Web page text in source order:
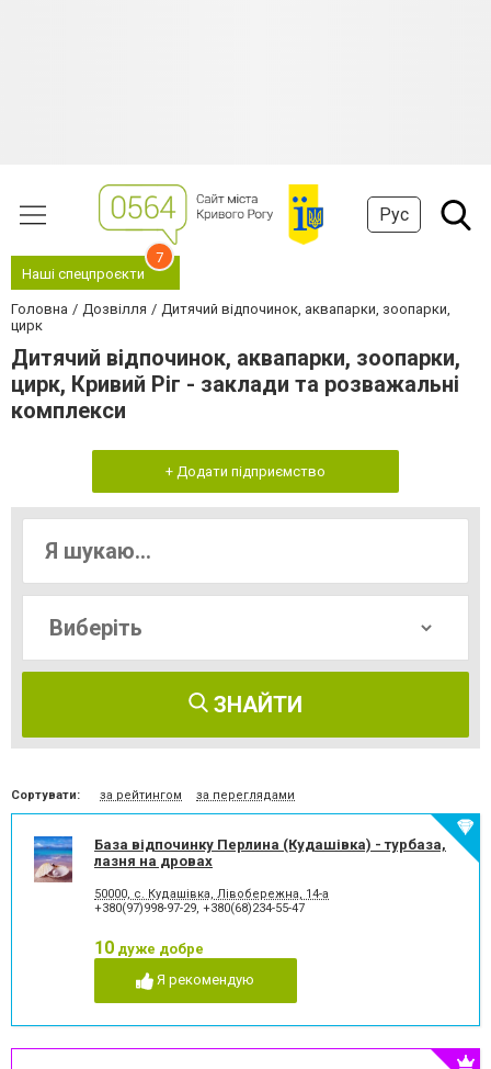
Рус
Наші спецпроєкти
7
Головна Дозвілля
Дитячий відпочинок, аквапарки, зоопарки,
цирк
Дитячий відпочинок, аквапарки, зоопарки,
цирк, Кривий Ріг - заклади та розважальні
комплекси
+ Додати підприємство
ЗНАЙТИ
Сортувати: за рейтингом за переглядами
База відпочинку Перлина (Кудашівка) - турбаза,
лазня на дровах
50000, с. Кудашівка, Лівобережна, 14-а
+380(97)998-97-29, +380(68)234-55-47
10 дуже добре
Я рекомендую